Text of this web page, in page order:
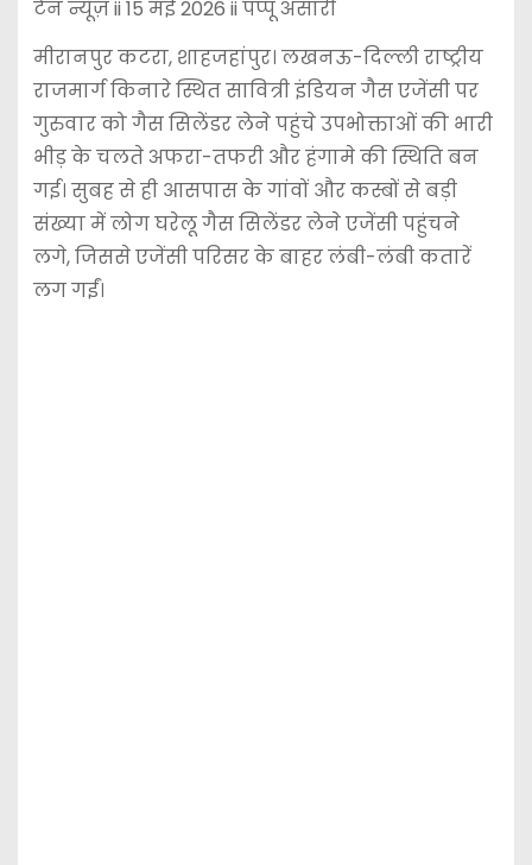
टेन न्यूज़ ii 15 मई 2026 ii पप्पू अंसारी
मीरानपुर कटरा, शाहजहांपुर। लखनऊ-दिल्ली राष्ट्रीय
राजमार्ग किनारे स्थित सावित्री इंडियन गैस एजेंसी पर
गुरुवार को गैस सिलेंडर लेने पहुंचे उपभोक्ताओं की भारी
भीड़ के चलते अफरा-तफरी और हंगामे की स्थिति बन
गई। सुबह से ही आसपास के गांवों और कस्बों से बड़ी
संख्या में लोग घरेलू गैस सिलेंडर लेने एजेंसी पहुंचने
लगे, जिससे एजेंसी परिसर के बाहर लंबी-लंबी कतारें
लग गईं।